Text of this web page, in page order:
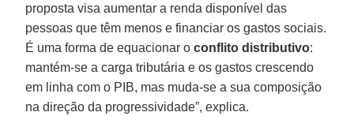
proposta visa aumentar a renda disponível das
pessoas que têm menos e financiar os gastos sociais.
É uma forma de equacionar oconflito distributivo:
mantém-se a carga tributária e os gastos crescendo
em linha com o PIB, mas muda-se a sua composição
na direção da progressividade”, explica.